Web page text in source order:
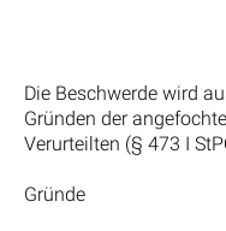
Die Beschwerde wird
Gründen der
Verurteilten (§ 473 I
Gründe